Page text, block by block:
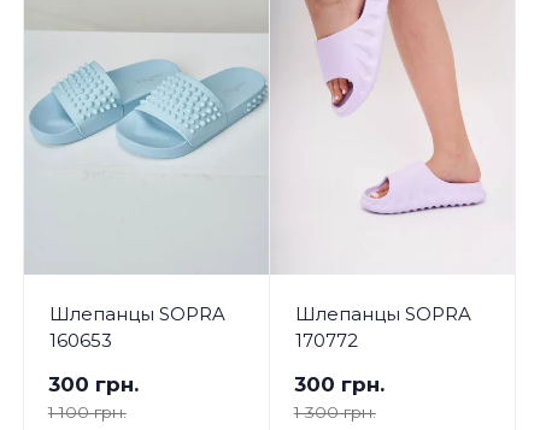
Шлепанцы SOPRA
160653
300 грн.
1 100 грн.
Шлепанцы SOPRA
170772
300 грн.
1 300 грн.